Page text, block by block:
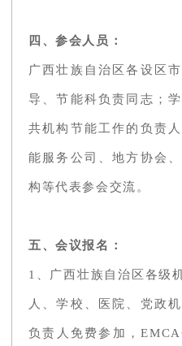
四、参会人员：
广西壮族自治区各设区
导、节能科负责同志；
共机构节能工作的负责
能服务公司、地方协会
构等代表参会交流。
五、会议报名：
1、广西壮族自治区各级
人、学校、医院、党政
负责人免费参加，